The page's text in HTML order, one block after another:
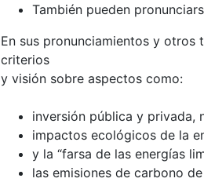
También pueden
En sus pronunciamientos y otros
criterios
y visión sobre aspectos como:
inversión pública y privada,
impactos ecológicos de la
y la “farsa de las energías
las emisiones de carbono